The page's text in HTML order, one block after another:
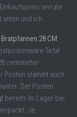
verrate
und ich ...
28 CM
Tefal
centimeter
Posten stammt auch
Der Posten
bereits im Lager bei
Je